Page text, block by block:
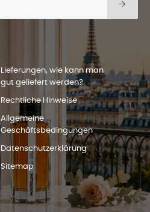
Lieferungen, wie kann man
gut geliefert werden?
Rechtliche Hinweise
Allgemeine
Geschäftsbedingungen
Datenschutzerklärung
Sitemap